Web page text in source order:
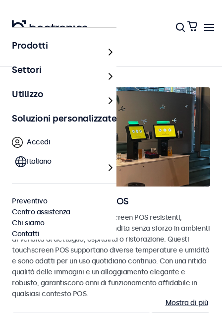
Punto vendita (POS)
Monitor e touchscreen POS
Scopri i nostri monitor e touchscreen POS resistenti,
progettati per transazioni di vendita senza sforzo in ambienti
di vendita al dettaglio, ospitalità o ristorazione. Questi
touchscreen POS supportano diverse temperature e umidità
e sono adatti per un uso quotidiano continuo. Con una nitida
qualità delle immagini e un alloggiamento elegante e
robusto, garantiscono anni di funzionamento affidabile in
qualsiasi contesto POS.
Mostra di più
Prodotti
Settori
Utilizzo
Soluzioni personalizzate
Accedi
Italiano
Preventivo
Centro assistenza
Chi siamo
Contatti